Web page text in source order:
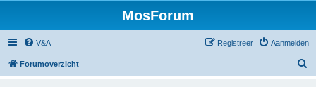
MosForum
V&A Aanmelden
Registreer
Forumoverzicht